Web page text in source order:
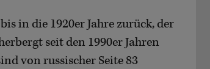
in die 1920er Jahre zurück, der
seit den 1990er Jahren
von russischer Seite 83